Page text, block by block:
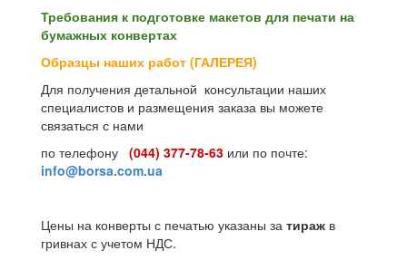
Требования к подготовке макетов для печати на
бумажных конвертах
Образцы наших работ (ГАЛЕРЕЯ)
Для получения детальной консультации наших
специалистов и размещения заказа вы можете
связаться с нами
по телефону (044) 377-78-63 или по почте:
info@borsa.com.ua
Цены на конверты с печатью указаны за тираж в
гривнах с учетом НДС.